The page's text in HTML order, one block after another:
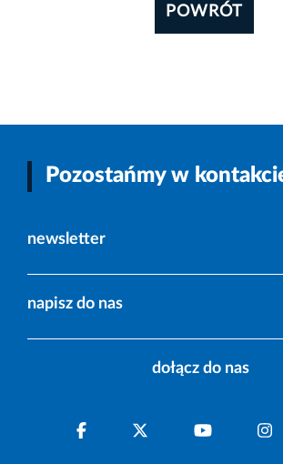
POWRÓT
Pozostańmy w
newsletter
napisz do nas
dołącz do nas